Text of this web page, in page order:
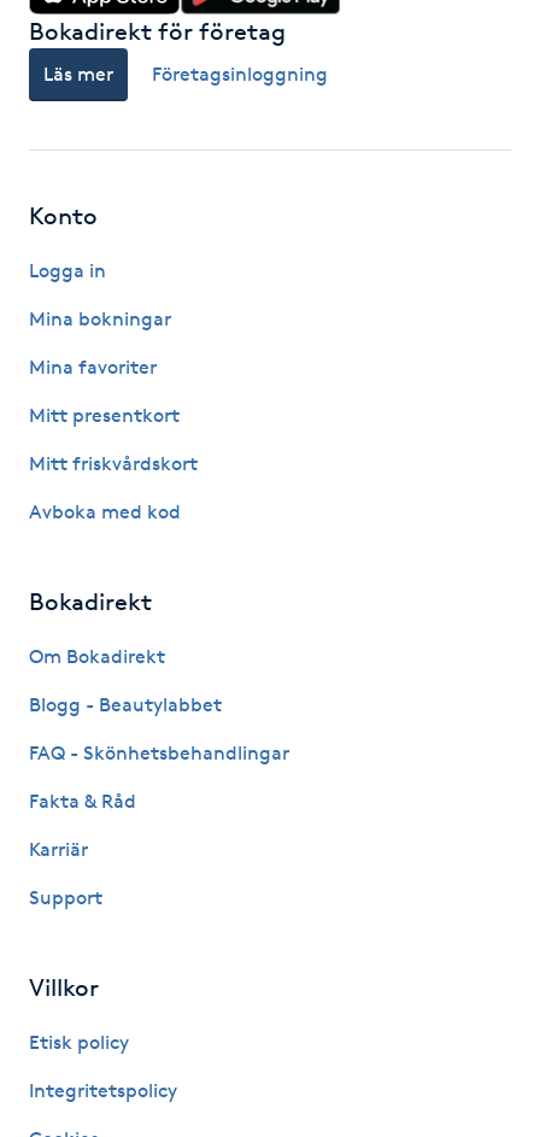
Färgning
Föning
Gellack
Gellack med förstärkning
Gravidyoga
Gua Sha-massage
H
Hatha Yoga
Headspa
Hollywood Peel
Bokadirekt för företag
Läs mer Företagsinloggning
Konto
Logga in
Mina bokningar
Mina favoriter
Mitt presentkort
Mitt friskvårdskort
Avboka med kod
Bokadirekt
Om Bokadirekt
Blogg - Beautylabbet
FAQ - Skönhetsbehandlingar
Fakta & Råd
Karriär
Support
Villkor
Etisk policy
Integritetspolicy